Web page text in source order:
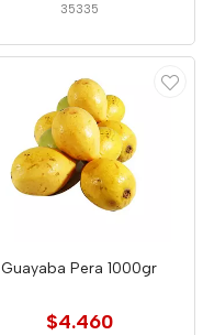
35335
Guayaba Pera 1000gr
$4.460